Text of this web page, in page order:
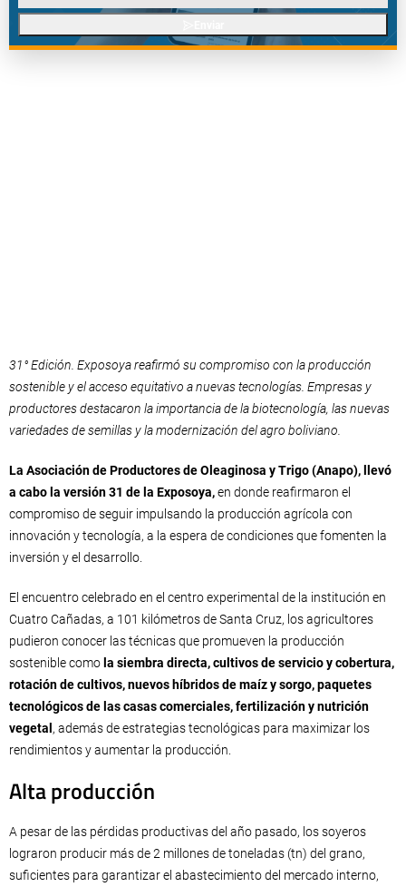
31° Edición. Exposoya reafirmó su compromiso con la producción
sostenible y el acceso equitativo a nuevas tecnologías. Empresas y
productores destacaron la importancia de la biotecnología, las nuevas
variedades de semillas y la modernización del agro boliviano.
La Asociación de Productores de Oleaginosa y Trigo (Anapo), llevó
a cabo la versión 31 de la Exposoya,en donde reafirmaron el
compromiso de seguir impulsando la producción agrícola con
innovación y tecnología, a la espera de condiciones que fomenten la
inversión y el desarrollo.
El encuentro celebrado en el centro experimental de la institución en
Cuatro Cañadas, a 101 kilómetros de Santa Cruz, los agricultores
pudieron conocer las técnicas que promueven la producción
sostenible como la siembra directa, cultivos de servicio y cobertura,
rotación de cultivos, nuevos híbridos de maíz y sorgo, paquetes
tecnológicos de las casas comerciales, fertilización y nutrición
vegetal , además de estrategias tecnológicas para maximizar los
rendimientos y aumentar la producción.
Alta producción
A pesar de las pérdidas productivas del año pasado, los soyeros
lograron producir más de 2 millones de toneladas (tn) del grano,
suficientes para garantizar el abastecimiento del mercado interno,